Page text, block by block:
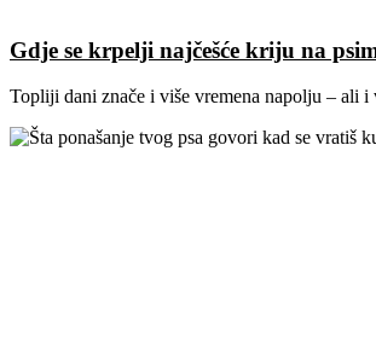
Gdje se krpelji najčešće kriju na
Topliji dani znače i više vremena napolju – ali i